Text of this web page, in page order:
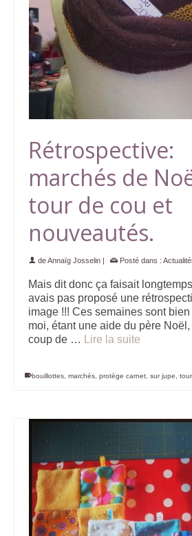
Rétrospective:
marchés de
tour de cou et
nouveautés.
deAnnaïg Josselin | Posté dans :
Mais dit donc ça faisait
avais pas proposé une
image !!! Ces semaines sont
moi, étant une aide du père
coup de …
Lire la suite
bouillottes marchés protège carnet sur jupe